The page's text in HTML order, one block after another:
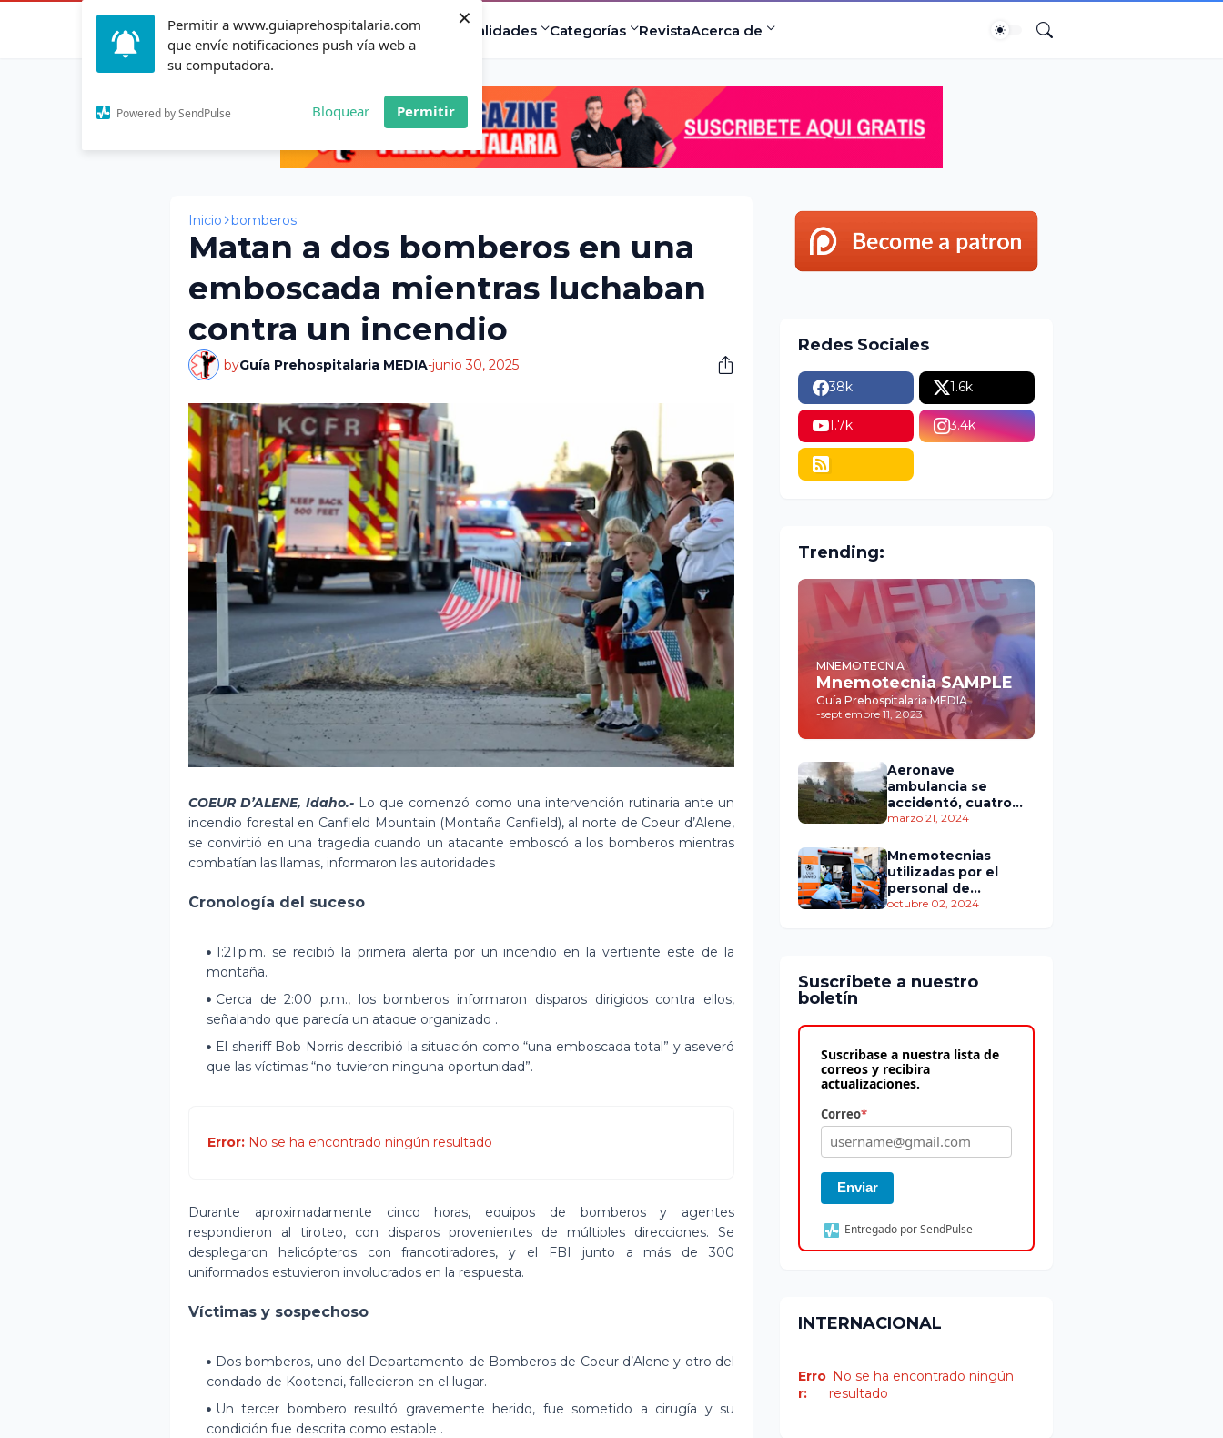
Permitir a www.guiaprehospitalaria.com
que envíe notificaciones push vía web a
su computadora.
Powered by SendPulse Bloquear Permitir
×
InicioActualidad Especialidades Categorías RevistaAcerca de
Inicio bomberos
Matan a dos bomberos en una
emboscada mientras luchaban
contra un incendio
byGuía Prehospitalaria MEDIA-junio 30, 2025
COEUR D’ALENE, Idaho.- Lo que comenzó como una intervención rutinaria ante un
incendio forestal en Canfield Mountain (Montaña Canfield), al norte de Coeur d’Alene,
se convirtió en una tragedia cuando un atacante emboscó a los bomberos mientras
combatían las llamas, informaron las autoridades .
Cronología del suceso
1:21 p.m. se recibió la primera alerta por un incendio en la vertiente este de la
montaña.
Cerca de 2:00 p.m., los bomberos informaron disparos dirigidos contra ellos,
señalando que parecía un ataque organizado .
El sheriff Bob Norris describió la situación como “una emboscada total” y aseveró
que las víctimas “no tuvieron ninguna oportunidad”.
Error: No se ha encontrado ningún resultado
Durante aproximadamente cinco horas, equipos de bomberos y agentes
respondieron al tiroteo, con disparos provenientes de múltiples direcciones. Se
desplegaron helicópteros con francotiradores, y el FBI junto a más de 300
uniformados estuvieron involucrados en la respuesta.
Víctimas y sospechoso
Dos bomberos, uno del Departamento de Bomberos de Coeur d’Alene y otro del
condado de Kootenai, fallecieron en el lugar.
Un tercer bombero resultó gravemente herido, fue sometido a cirugía y su
condición fue descrita como estable .
Redes Sociales
38k 1.6k
1.7k 3.4k
Trending:
MNEMOTECNIA
Mnemotecnia SAMPLE
Guía Prehospitalaria MEDIA
-septiembre 11, 2023
Aeronave
ambulancia se
accidentó, cuatro
personas murieron
marzo 21, 2024
Mnemotecnias
utilizadas por el
personal de
atención
octubre 02, 2024
Suscribete a nuestro
boletín
Suscribase a nuestra lista de
correos y recibira
actualizaciones.
Correo*
Enviar
Entregado por SendPulse
INTERNACIONAL
Erro
r:
No se ha encontrado ningún
resultado